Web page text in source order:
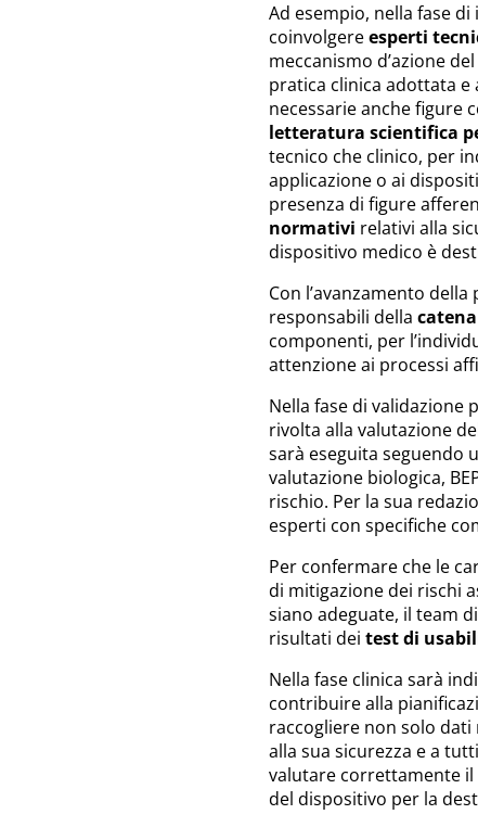
Ad esempio, nella fase
coinvolgereesperti
meccanismo d’azione
pratica clinica adottata e
necessarie anche figure
letteratura scientifica
tecnico che clinico, per
applicazione o ai
presenza di figure
normativi relativi alla
dispositivo medico è
Con l’avanzamento
responsabili della
componenti, per
attenzione ai processi
Nella fase di validazione
rivolta alla valutazione
sarà eseguita seguendo
valutazione biologica,
rischio. Per la sua
esperti con specifiche
Per confermare che le
di mitigazione dei rischi
siano adeguate, il team
risultati dei test di
Nella fase clinica sarà
contribuire alla
raccogliere non solo
alla sua sicurezza e a
valutare correttamente
del dispositivo per la